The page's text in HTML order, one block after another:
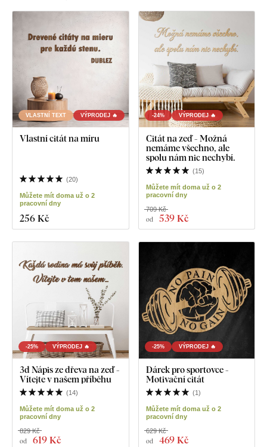
VLASTNÍ TEXT VÝPRODEJ 🔥
Vlastní citát na míru
(20)
Můžete mít doma už o 2
pracovní dny
256 Kč
-24% VÝPRODEJ 🔥
Citát na zeď - Možná
nemáme všechno, ale
spolu nám nic nechybí.
(15)
Můžete mít doma už o 2
pracovní dny
od 539 Kč
709 Kč
-25% VÝPRODEJ 🔥
3d Nápis ze dřeva na zeď -
Vítejte v našem příběhu
(14)
Můžete mít doma už o 2
pracovní dny
od 619 Kč
829 Kč
-25% VÝPRODEJ 🔥
Dárek pro sportovce -
Motivační citát
(1)
Můžete mít doma už o 2
pracovní dny
od 469 Kč
629 Kč